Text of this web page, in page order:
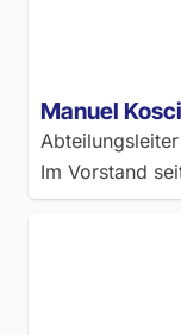
Manuel
Im Vorstand